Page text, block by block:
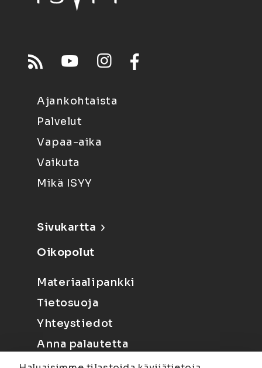
Ajankohtaista
Palvelut
Vapaa-aika
Vaikuta
Mikä ISYY
Sivukartta
Oikopolut
Materiaalipankki
Tietosuoja
Yhteystiedot
Anna palautetta